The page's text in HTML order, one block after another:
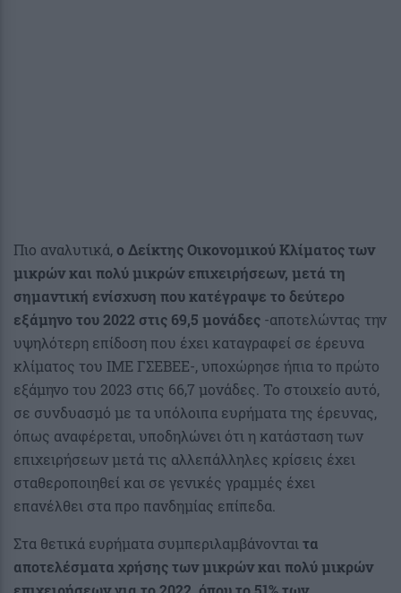
Πιο αναλυτικά, ο Δείκτης Οικονομικού Κλίματος των
μικρών και πολύ μικρών επιχειρήσεων, μετά τη
σημαντική ενίσχυση που κατέγραψε το δεύτερο
εξάμηνο του 2022 στις 69,5 μονάδες -αποτελώντας την
υψηλότερη επίδοση που έχει καταγραφεί σε έρευνα
κλίματος του ΙΜΕ ΓΣΕΒΕΕ-, υποχώρησε ήπια το πρώτο
εξάμηνο του 2023 στις 66,7 μονάδες. Το στοιχείο αυτό,
σε συνδυασμό με τα υπόλοιπα ευρήματα της έρευνας,
όπως αναφέρεται, υποδηλώνει ότι η κατάσταση των
επιχειρήσεων μετά τις αλλεπάλληλες κρίσεις έχει
σταθεροποιηθεί και σε γενικές γραμμές έχει
επανέλθει στα προ πανδημίας επίπεδα.
Στα θετικά ευρήματα συμπεριλαμβάνονται τα
αποτελέσματα χρήσης των μικρών και πολύ μικρών